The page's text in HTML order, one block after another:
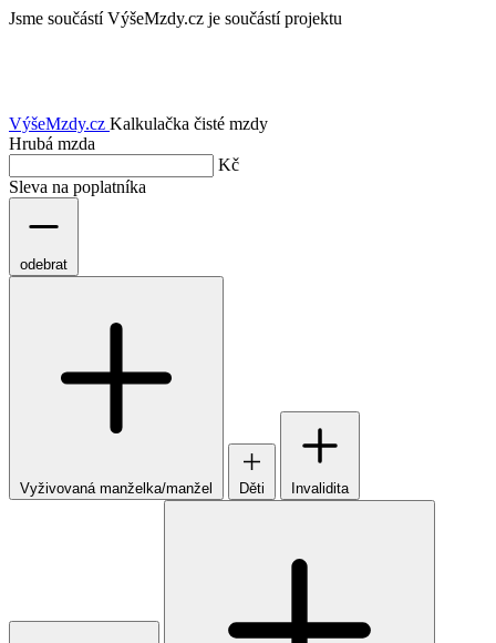
Jsme součástí VýšeMzdy.cz je součástí projektu
VýšeMzdy.cz Kalkulačka čisté mzdy
Hrubá mzda
Kč
Sleva na poplatníka
odebrat
Vyživovaná manželka/manžel Děti Invalidita